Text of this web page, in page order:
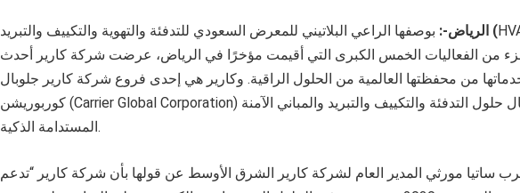
الرياض-: (
من الفعاليات الخمس الكبرى التي أقيمت مؤخرًا في الرياض، عرضت شركة كارير أحدث
من محفظتها العالمية من الحلول الراقية. وكارير هي إحدى فروع شركة كارير جلوبال
كوربوريشن (Carrier Global Corporation) الرائدة عالمياً في مجال حلول التدفئة والتكييف والتبريد والمباني الآمنة
المستدامة الذكية.
ساتيا مورثي المدير العام لشركة كارير الشرق الأوسط عن قولها بأن شركة كارير “تدعم